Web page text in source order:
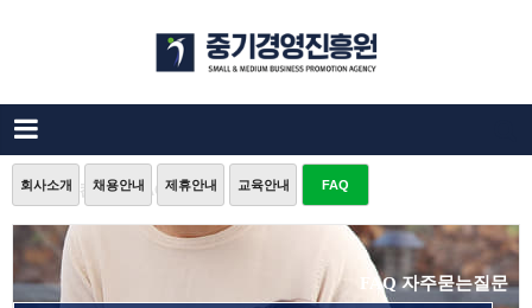
중소기업컨설팅 FAQ
회사소개 채용안내 제휴안내 교육안내 FAQ
FAQ 자주묻는질문